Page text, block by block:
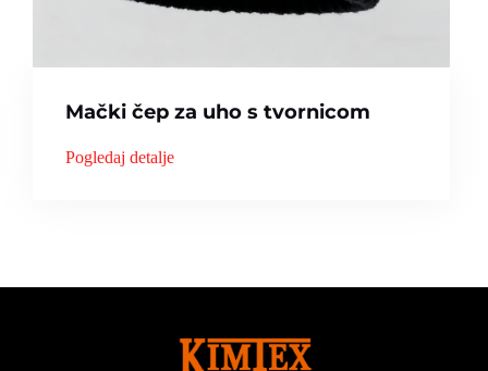
Mački čep za uho s tvornicom
Pogledaj detalje